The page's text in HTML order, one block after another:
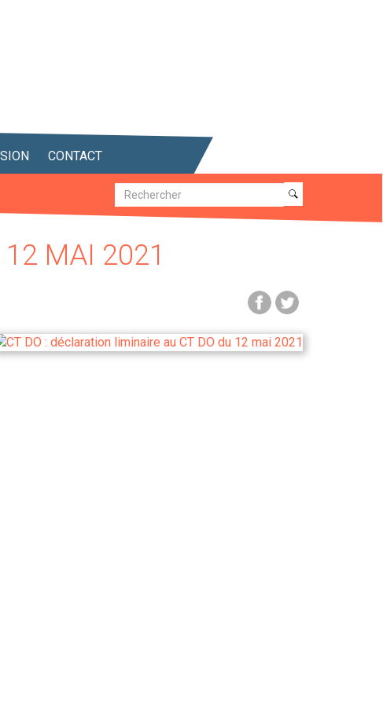
CONTACT
Recherche
Recherche
12 MAI 2021